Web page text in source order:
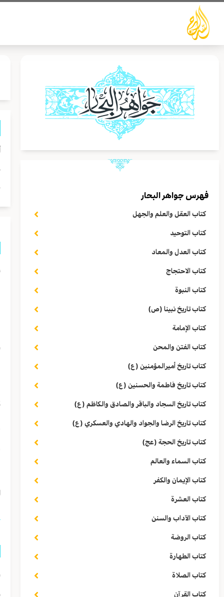
تخطي
المحتوى
فهرس جواهر البحار
كتاب العقل والعلم والجهل
كتاب التوحيد
كتاب العدل والمعاد
كتاب الاحتجاج
كتاب النبوة
كتاب تاريخ نبينا (ص)
كتاب الإمامة
كتاب الفتن والمحن
كتاب تاريخ أميرالمؤمنين (ع)
كتاب تاريخ فاطمة والحسنين (ع)
كتاب تاريخ السجاد والباقر والصادق والكاظم (ع)
كتاب تاريخ الرضا والجواد والهادي والعسكري (ع)
كتاب تاريخ الحجة (عج)
كتاب السماء والعالم
كتاب الإيمان والكفر
كتاب العشرة
كتاب الآداب والسنن
كتاب الروضة
كتاب الطهارة
كتاب الصلاة
كتاب القرآن